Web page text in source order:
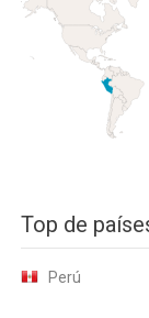
Top de
Perú